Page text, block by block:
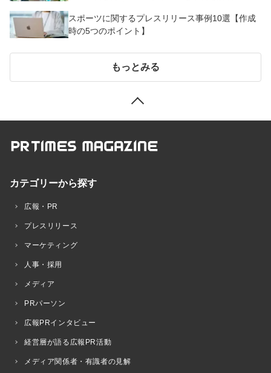
スポーツに関するプレスリリース事例10選【作成
時の5つのポイント】
もっとみる
カテゴリーから探す
広報・PR
プレスリリース
マーケティング
人事・採用
メディア
PRパーソン
広報PRインタビュー
経営層が語る広報PR活動
メディア関係者・有識者の見解